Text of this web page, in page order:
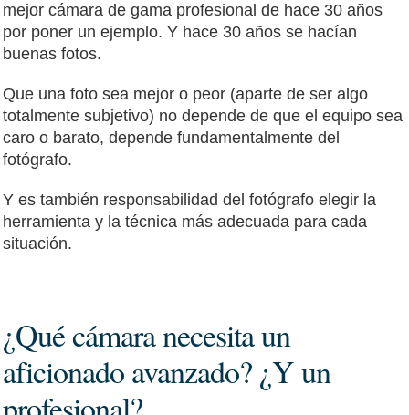
mejor cámara de gama profesional de hace 30 años
por poner un ejemplo. Y hace 30 años se hacían
buenas fotos.
Que una foto sea mejor o peor (aparte de ser algo
totalmente subjetivo) no depende de que el equipo sea
caro o barato, depende fundamentalmente del
fotógrafo.
Y es también responsabilidad del fotógrafo elegir la
herramienta y la técnica más adecuada para cada
situación.
¿Qué cámara necesita un
aficionado avanzado? ¿Y un